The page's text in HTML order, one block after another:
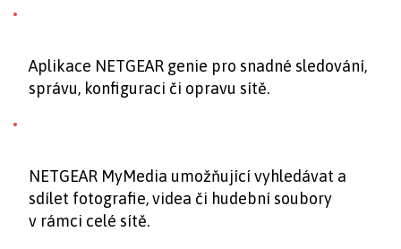
Aplikace NETGEAR genie pro snadné sledování,
správu, konfiguraci či opravu sítě.
NETGEAR MyMedia umožňující vyhledávat a
sdílet fotografie, videa či hudební soubory
v rámci celé sítě.